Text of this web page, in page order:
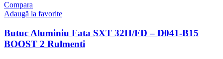
Compara
Adaugă la favorite
Butuc Aluminiu Fata SXT 32H/FD – D041-B15
BOOST 2 Rulmenti